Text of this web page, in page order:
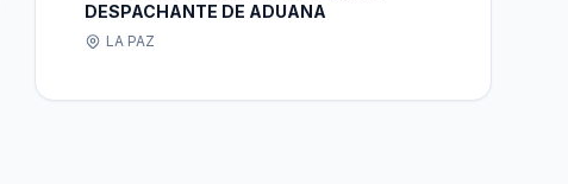
DESPACHANTE DE ADUANA
LA PAZ